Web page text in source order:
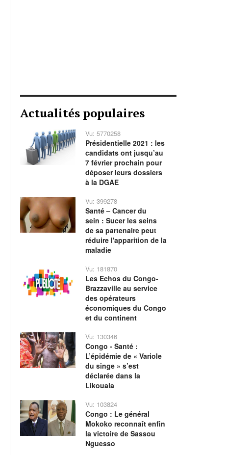
Actualités populaires
Vu: 5770258
Présidentielle 2021 : les
candidats ont jusqu’au
7 février prochain pour
déposer leurs dossiers
à la DGAE
Vu: 399278
Santé – Cancer du
sein : Sucer les seins
de sa partenaire peut
réduire l'apparition de la
maladie
Vu: 181870
Les Echos du Congo-
Brazzaville au service
des opérateurs
économiques du Congo
et du continent
Vu: 130346
Congo - Santé :
L’épidémie de « Variole
du singe » s’est
déclarée dans la
Likouala
Vu: 103824
Congo : Le général
Mokoko reconnaît enfin
la victoire de Sassou
Nguesso